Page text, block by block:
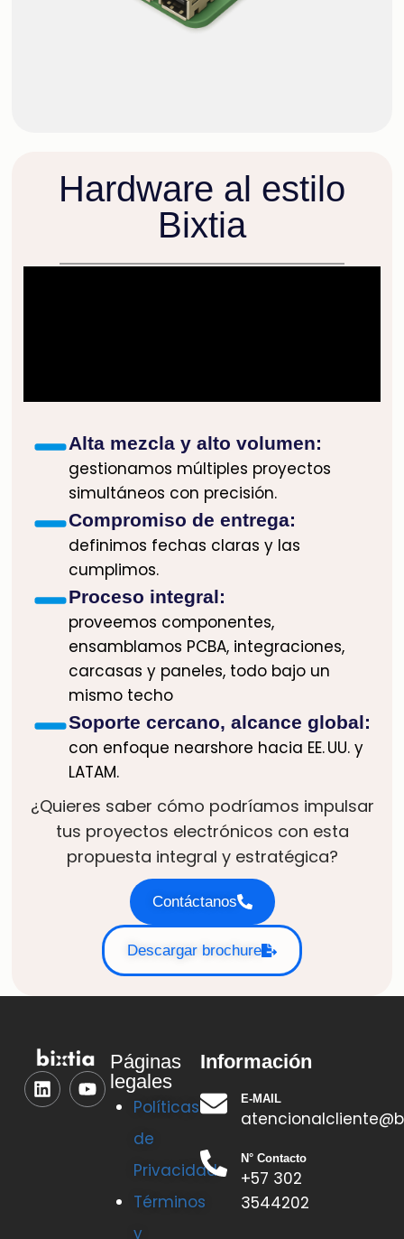
Hardware al estilo
Bixtia
Alta mezcla y alto volumen:
gestionamos múltiples proyectos
simultáneos con precisión.
Compromiso de entrega:
definimos fechas claras y las
cumplimos.
Proceso integral:
proveemos componentes,
ensamblamos PCBA, integraciones,
carcasas y paneles, todo bajo un
mismo techo
Soporte cercano, alcance global:
con enfoque nearshore hacia EE. UU. y
LATAM.
¿Quieres saber cómo podríamos impulsar
tus proyectos electrónicos con esta
propuesta integral y estratégica?
Contáctanos
Descargar brochure
Páginas
legales
Políticas
de
Privacidad
Términos
y
Información
E-MAIL
N° Contacto
+57 302
3544202